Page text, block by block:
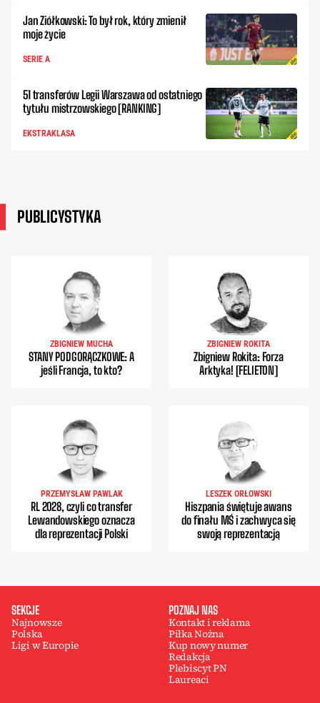
Jan Ziółkowski: To był rok, który zmienił
moje życie
SERIE A
51 transferów Legii Warszawa od ostatniego
tytułu mistrzowskiego [RANKING]
EKSTRAKLASA
PUBLICYSTYKA
ZBIGNIEW MUCHA
STANY PODGORĄCZKOWE: A
jeśli Francja, to kto?
ZBIGNIEW ROKITA
Zbigniew Rokita: Forza
Arktyka! [FELIETON]
PRZEMYSŁAW PAWLAK
RL 2028, czyli co transfer
Lewandowskiego oznacza
dla reprezentacji Polski
LESZEK ORŁOWSKI
Hiszpania świętuje awans
do finału MŚ i zachwyca się
swoją reprezentacją
SEKCJE
Najnowsze
Polska
Ligi w Europie
POZNAJ NAS
Kontakt i reklama
Piłka Nożna
Kup nowy numer
Redakcja
Plebiscyt PN
Laureaci